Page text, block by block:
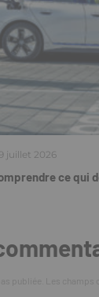
juillet 2026
ce qui